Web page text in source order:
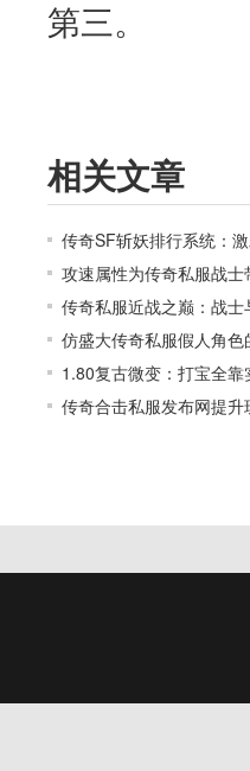
第三。
相关文章
传奇SF斩妖排行系统：
攻速属性为传奇私服战
传奇私服近战之巅：战
仿盛大传奇私服假人角
1.80复古微变：打宝全
传奇合击私服发布网提升